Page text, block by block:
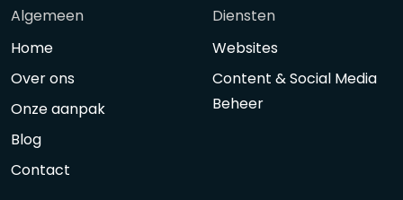
Algemeen
Home
Over ons
Onze aanpak
Blog
Contact
Diensten
Websites
Content & Social Media
Beheer